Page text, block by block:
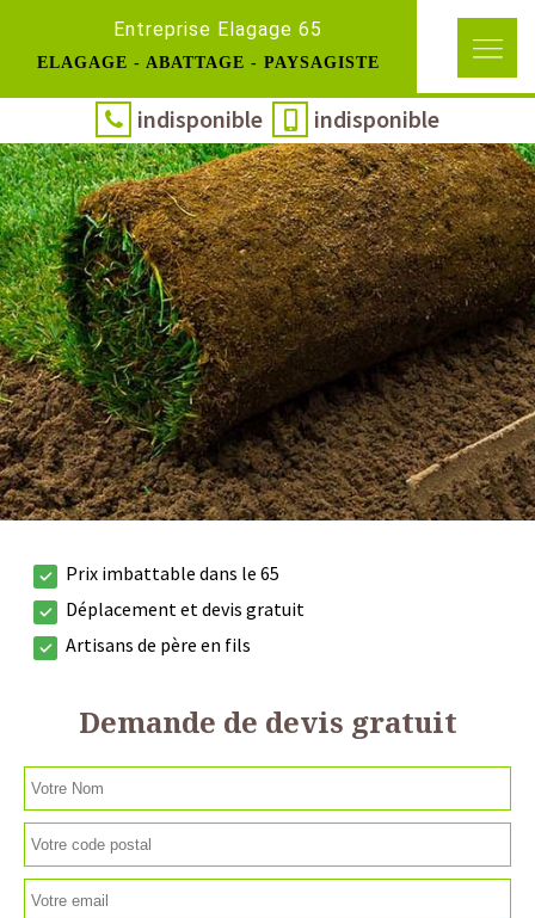
Entreprise Elagage 65
ELAGAGE - ABATTAGE - PAYSAGISTE
indisponible indisponible
Prix imbattable dans le 65
Déplacement et devis gratuit
Artisans de père en fils
Demande de devis gratuit